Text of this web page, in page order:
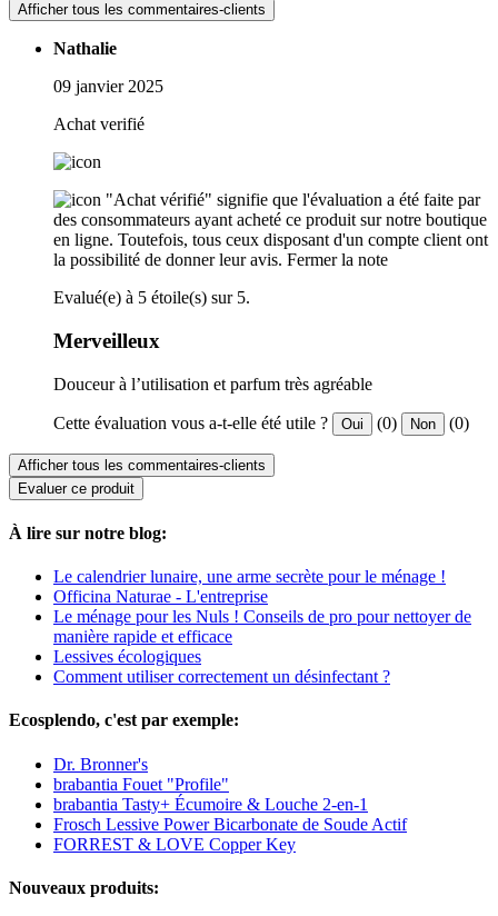
Afficher tous les commentaires-clients
Nathalie
09 janvier 2025
Achat verifié
"Achat vérifié" signifie que l'évaluation a été faite par
des consommateurs ayant acheté ce produit sur notre boutique
en ligne. Toutefois, tous ceux disposant d'un compte client ont
la possibilité de donner leur avis. Fermer la note
Evalué(e) à 5 étoile(s) sur 5.
Merveilleux
Douceur à l’utilisation et parfum très agréable
Cette évaluation vous a-t-elle été utile ? Oui (0) Non (0)
Afficher tous les commentaires-clients
Evaluer ce produit
À lire sur notre blog:
Le calendrier lunaire, une arme secrète pour le ménage !
Officina Naturae - L'entreprise
Le ménage pour les Nuls ! Conseils de pro pour nettoyer de
manière rapide et efficace
Lessives écologiques
Comment utiliser correctement un désinfectant ?
Ecosplendo, c'est par exemple:
Dr. Bronner's
brabantia Fouet "Profile"
brabantia Tasty+ Écumoire & Louche 2-en-1
Frosch Lessive Power Bicarbonate de Soude Actif
FORREST & LOVE Copper Key
Nouveaux produits: